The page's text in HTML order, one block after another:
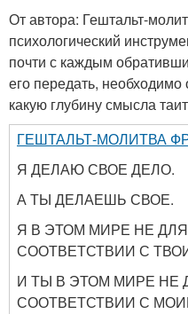
От автора: Гештальт-
психологический
почти с каждым
его передать,
какую глубину смысла
ГЕШТАЛЬТ-МОЛИТВА
Я ДЕЛАЮ СВОЕ ДЕЛО.
А ТЫ ДЕЛАЕШЬ СВОЕ.
Я В ЭТОМ МИРЕ НЕ
СООТВЕТСТВИИ С
И ТЫ В ЭТОМ МИРЕ НЕ
СООТВЕТСТВИИ С